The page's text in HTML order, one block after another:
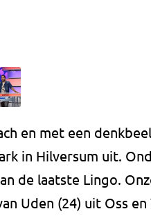
en met een
in Hilversum uit.
de laatste Lingo.
Uden (24) uit Oss